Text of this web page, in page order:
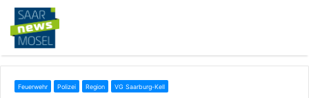
Feuerwehr Polizei Region VG Saarburg-Kell